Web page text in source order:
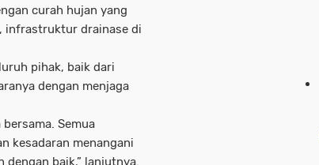
curah hujan yang
infrastruktur drainase di
pihak, baik dari
dengan menjaga
Semua
kesadaran menangani
baik,” lanjutnya.